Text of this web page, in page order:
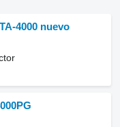
4000 nuevo